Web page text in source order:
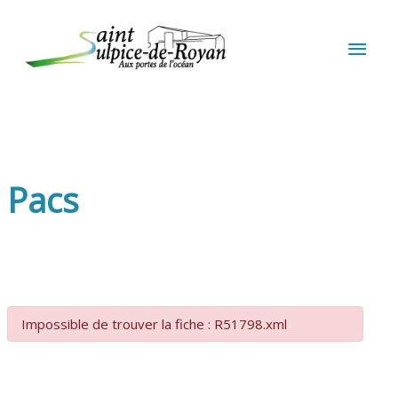
Pacs
Impossible de trouver la fiche : R51798.xml